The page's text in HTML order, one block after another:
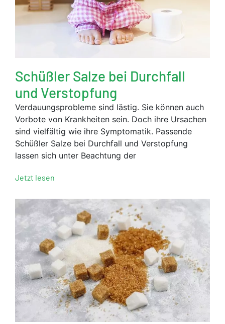
Schüßler Salze bei Durchfall
und Verstopfung
Verdauungsprobleme sind lästig. Sie können auch
Vorbote von Krankheiten sein. Doch ihre Ursachen
sind vielfältig wie ihre Symptomatik. Passende
Schüßler Salze bei Durchfall und Verstopfung
lassen sich unter Beachtung der
Jetzt lesen